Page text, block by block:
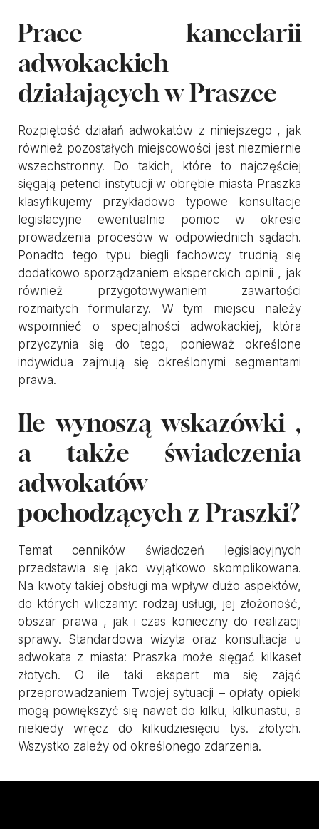
Prace kancelarii
adwokackich
działających w Praszce
Rozpiętość działań adwokatów z niniejszego , jak
również pozostałych miejscowości jest niezmiernie
wszechstronny. Do takich, które to najczęściej
sięgają petenci instytucji w obrębie miasta Praszka
klasyfikujemy przykładowo typowe konsultacje
legislacyjne ewentualnie pomoc w okresie
prowadzenia procesów w odpowiednich sądach.
Ponadto tego typu biegli fachowcy trudnią się
dodatkowo sporządzaniem eksperckich opinii , jak
również przygotowywaniem zawartości
rozmaitych formularzy. W tym miejscu należy
wspomnieć o specjalności adwokackiej, która
przyczynia się do tego, ponieważ określone
indywidua zajmują się określonymi segmentami
prawa.
Ile wynoszą wskazówki ,
a także świadczenia
adwokatów
pochodzących z Praszki?
Temat cenników świadczeń legislacyjnych
przedstawia się jako wyjątkowo skomplikowana.
Na kwoty takiej obsługi ma wpływ dużo aspektów,
do których wliczamy: rodzaj usługi, jej złożoność,
obszar prawa , jak i czas konieczny do realizacji
sprawy. Standardowa wizyta oraz konsultacja u
adwokata z miasta: Praszka może sięgać kilkaset
złotych. O ile taki ekspert ma się zająć
przeprowadzaniem Twojej sytuacji – opłaty opieki
mogą powiększyć się nawet do kilku, kilkunastu, a
niekiedy wręcz do kilkudziesięciu tys. złotych.
Wszystko zależy od określonego zdarzenia.